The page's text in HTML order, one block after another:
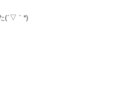
(´▽｀*)